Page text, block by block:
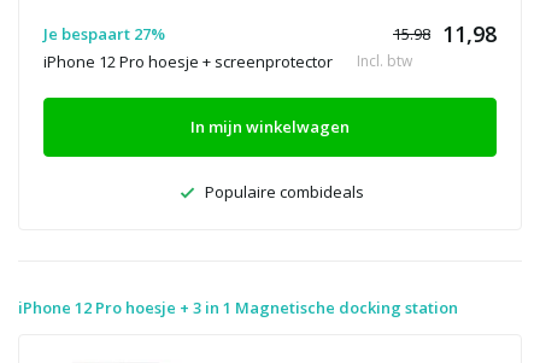
Je bespaart 27% 15.98 11,98
iPhone 12 Pro hoesje + screenprotector Incl. btw
In mijn winkelwagen
Populaire combideals
iPhone 12 Pro hoesje + 3 in 1 Magnetische docking station